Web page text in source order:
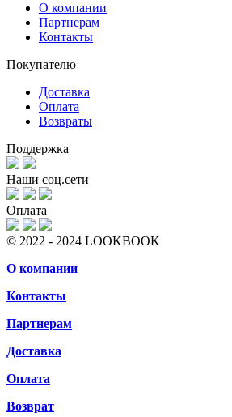
О компании
Партнерам
Контакты
Покупателю
Доставка
Оплата
Возвраты
Поддержка
Наши соц.сети
Оплата
© 2022 - 2024 LOOKBOOK
О компании
Контакты
Партнерам
Доставка
Оплата
Возврат